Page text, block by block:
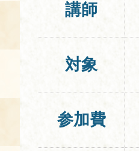
講師
対象
参加費